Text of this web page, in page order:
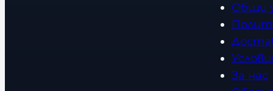
Общи
За нас